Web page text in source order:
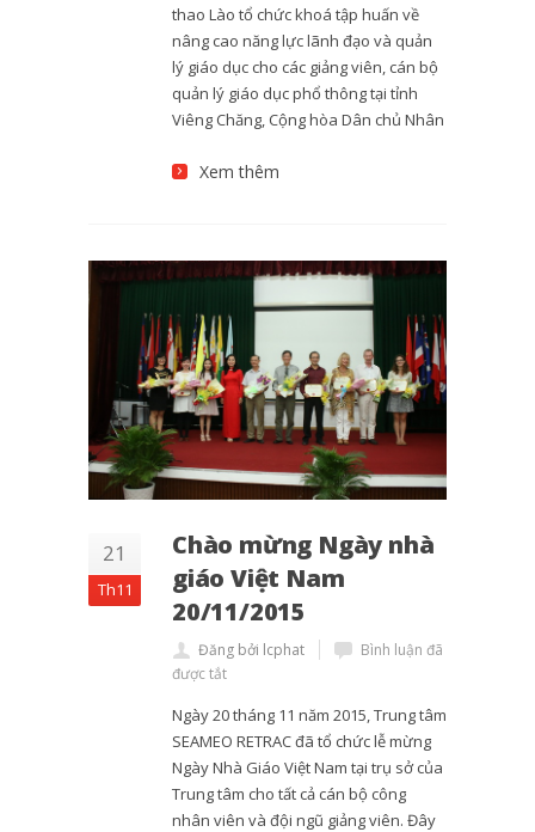
thao Lào tổ chức khoá tập huấn về
nâng cao năng lực lãnh đạo và quản
lý giáo dục cho các giảng viên, cán bộ
quản lý giáo dục phổ thông tại tỉnh
Viêng Chăng, Cộng hòa Dân chủ Nhân
Xem thêm
21
Th11
Chào mừng Ngày nhà
giáo Việt Nam
20/11/2015
Đăng bởi lcphat
Bình luận đã
được tắt
Ngày 20 tháng 11 năm 2015, Trung tâm
SEAMEO RETRAC đã tổ chức lễ mừng
Ngày Nhà Giáo Việt Nam tại trụ sở của
Trung tâm cho tất cả cán bộ công
nhân viên và đội ngũ giảng viên. Đây